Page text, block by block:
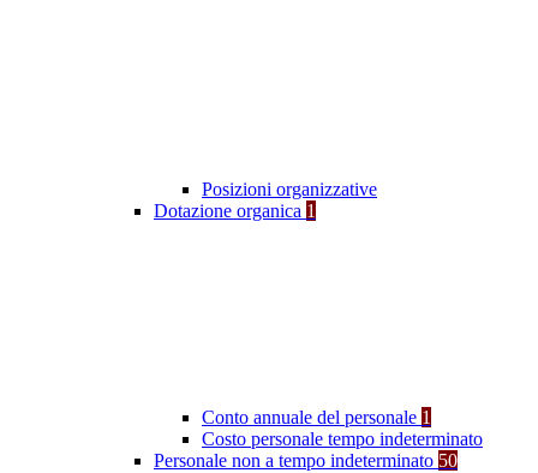
Posizioni organizzative
Dotazione organica 1
Conto annuale del personale 1
Costo personale tempo indeterminato
Personale non a tempo indeterminato 50